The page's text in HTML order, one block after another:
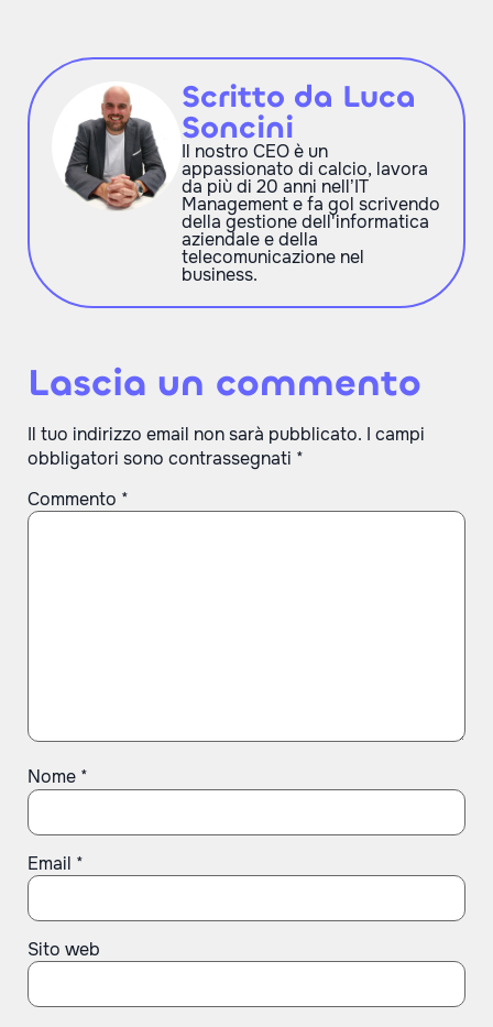
Scritto da Luca
Soncini
Il nostro CEO è un
appassionato di calcio, lavora
da più di 20 anni nell’IT
Management e fa gol scrivendo
della gestione dell'informatica
aziendale e della
telecomunicazione nel
business.
Lascia un commento
Il tuo indirizzo email non sarà pubblicato. I campi
obbligatori sono contrassegnati *
Commento *
Nome *
Email *
Sito web